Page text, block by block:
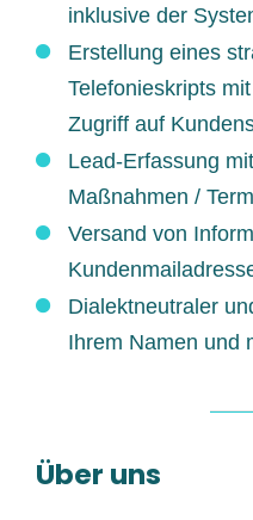
inklusive der
Erstellung eines
Telefonieskripts
Zugriff auf
Lead-Erfassung
Maßnahmen /
Versand von
Dialektneutraler
Ihrem Namen und
Über uns